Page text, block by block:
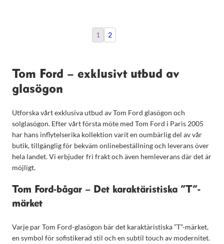
1 2
Tom Ford – exklusivt utbud av
glasögon
Utforska vårt exklusiva utbud av Tom Ford glasögon och
solglasögon. Efter vårt första möte med Tom Ford i Paris 2005
har hans inflytelserika kollektion varit en oumbärlig del av vår
butik, tillgänglig för bekväm onlinebeställning och leverans över
hela landet. Vi erbjuder fri frakt och även hemleverans där det är
möjligt.
Tom Ford-bågar – Det karaktäristiska ”T”-
märket
Varje par Tom Ford-glasögon bär det karaktäristiska ”T”-märket,
en symbol för sofistikerad stil och en subtil touch av modernitet.